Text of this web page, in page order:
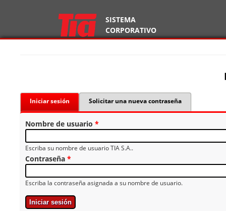
SISTEMA
CORPORATIVO
Solapas Principales
Iniciar sesión (solapa activa)
Solicitar una nueva contraseña
Nombre de usuario *
Escriba su nombre de usuario TIA S.A..
Contraseña *
Escriba la contraseña asignada a su nombre de usuario.